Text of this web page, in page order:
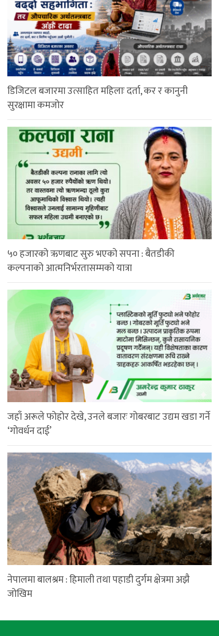
डिजिटल बजारमा उत्साहित महिलाः दर्ता, कर र कानुनी
सुरक्षामा कमजोर
५० हजारको ऋणबाट सुरु भएको सपना : बैतडीकी
कल्पनाको आत्मनिर्भरतासम्मको यात्रा
जहाँ अरूले फोहोर देखे, उनले बजारः गोबरबाट उद्यम खडा गर्ने
‘गोवर्धन दाई’
नेपालमा बालश्रम : हिमाली तथा पहाडी दुर्गम क्षेत्रमा अझै
जोखिम